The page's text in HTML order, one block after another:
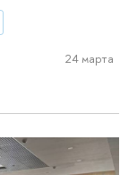
24 марта